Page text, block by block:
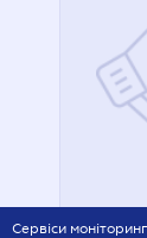
Сервіси